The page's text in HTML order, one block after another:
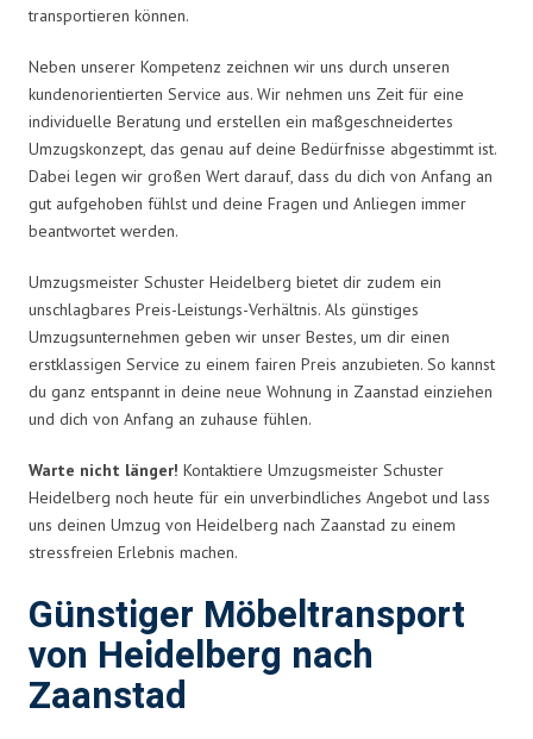
transportieren können.
Neben unserer Kompetenz zeichnen wir uns durch unseren
kundenorientierten Service aus. Wir nehmen uns Zeit für eine
individuelle Beratung und erstellen ein maßgeschneidertes
Umzugskonzept, das genau auf deine Bedürfnisse abgestimmt ist.
Dabei legen wir großen Wert darauf, dass du dich von Anfang an
gut aufgehoben fühlst und deine Fragen und Anliegen immer
beantwortet werden.
Umzugsmeister Schuster Heidelberg bietet dir zudem ein
unschlagbares Preis-Leistungs-Verhältnis. Als günstiges
Umzugsunternehmen geben wir unser Bestes, um dir einen
erstklassigen Service zu einem fairen Preis anzubieten. So kannst
du ganz entspannt in deine neue Wohnung in Zaanstad einziehen
und dich von Anfang an zuhause fühlen.
Warte nicht länger! Kontaktiere Umzugsmeister Schuster
Heidelberg noch heute für ein unverbindliches Angebot und lass
uns deinen Umzug von Heidelberg nach Zaanstad zu einem
stressfreien Erlebnis machen.
Günstiger Möbeltransport
von Heidelberg nach
Zaanstad